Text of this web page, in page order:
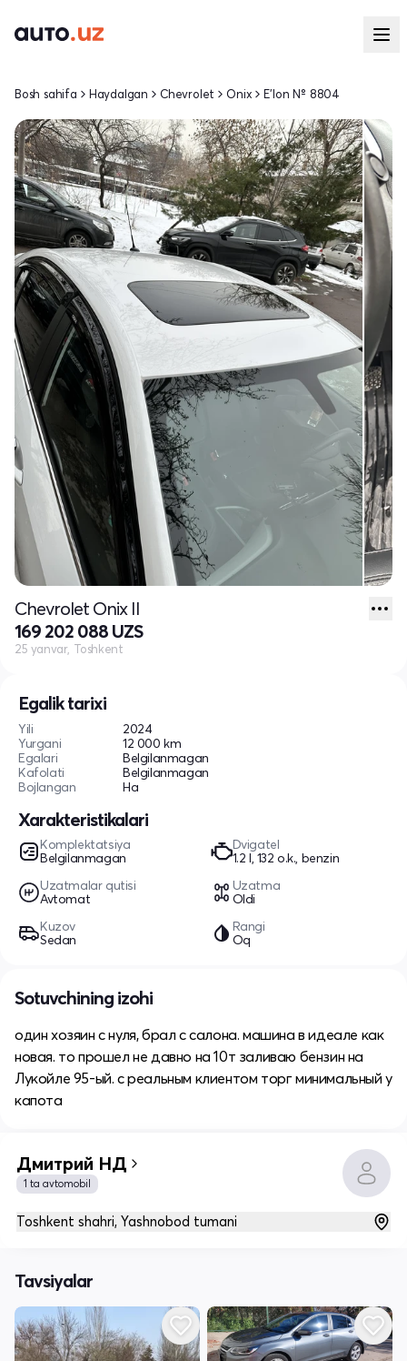
Egalik tarixi
Yili
2024
Yurgani
12 000 km
Egalari
Belgilanmagan
Kafolati
Belgilanmagan
Bojlangan
Ha
Xarakteristikalari
Komplektatsiya
Belgilanmagan
Dvigatel
1.2 l, 132 o.k., benzin
Uzatmalar qutisi
Avtomat
Uzatma
Oldi
Kuzov
Sedan
Rangi
Oq
Bosh sahifa Haydalgan Chevrolet Onix E'lon № 8804
Chevrolet Onix II
169 202 088 UZS
25 yanvar, Toshkent
Sotuvchining izohi
один хозяин с нуля, брал с салона. машина в идеале как
новая. то прошел не давно на 10т заливаю бензин на
Лукойле 95-ый. с реальным клиентом торг минимальный у
капота
Дмитрий НД
1 ta avtomobil
Toshkent shahri, Yashnobod tumani
Tavsiyalar